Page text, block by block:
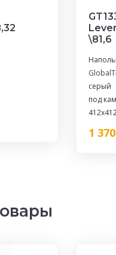
\81,6
серый
под
1 370